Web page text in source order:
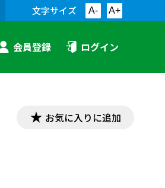
文字サイズ A- A+
会員登録 ログイン
お気に入りに追加